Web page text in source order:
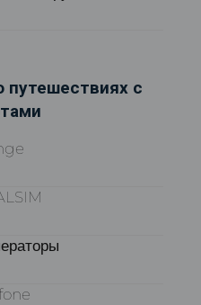
путешествиях с